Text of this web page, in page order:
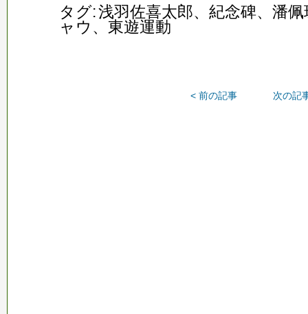
タグ:浅羽佐喜太郎、紀念碑、潘
ャウ、東遊運動
< 前の記事 次の記